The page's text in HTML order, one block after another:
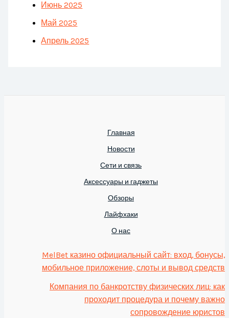
Июнь 2025
Май 2025
Апрель 2025
Главная
Новости
Сети и связь
Аксессуары и гаджеты
Обзоры
Лайфхаки
О нас
MelBet казино официальный сайт: вход, бонусы,
мобильное приложение, слоты и вывод средств
Компания по банкротству физических лиц: как
проходит процедура и почему важно
сопровождение юристов